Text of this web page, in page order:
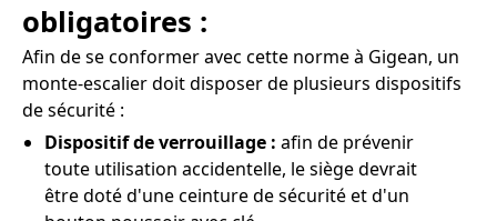
obligatoires :
Afin de se conformer avec cette norme à Gigean, un
monte-escalier doit disposer de plusieurs dispositifs
de sécurité :
Dispositif de verrouillage : afin de prévenir
toute utilisation accidentelle, le siège devrait
être doté d'une ceinture de sécurité et d'un